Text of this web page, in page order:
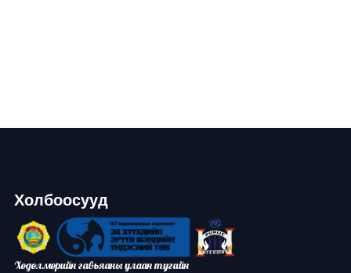
Холбоосууд
Хөдөлмөрийн гавьяаны улаан тугийн